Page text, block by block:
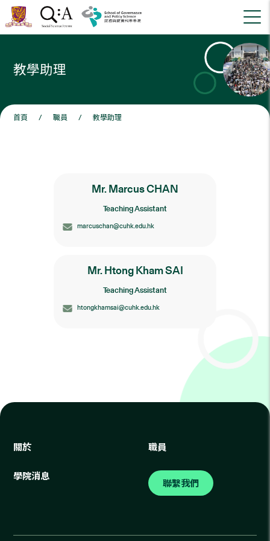
教學助理
首頁 / 職員 / 教學助理
Mr. Marcus CHAN
Teaching Assistant
marcuschan@cuhk.edu.hk
Mr. Htong Kham SAI
Teaching Assistant
htongkhamsai@cuhk.edu.hk
關於 職員
學院消息
聯繫我們